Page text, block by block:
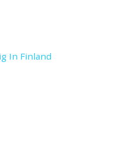
In Finland